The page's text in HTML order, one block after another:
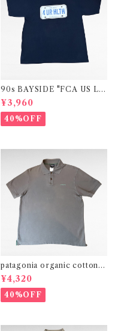
90s BAYSIDE "FCA US LL
¥3,960
40%OFF
patagonia organic cotton p
lain polo shirt
¥4,320
40%OFF